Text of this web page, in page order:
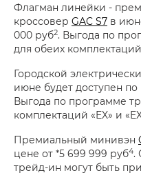
Флагман линейки -
кроссовер GAC S7 в
000 руб2. Выгода по
для обеих
Городской
июне будет доступен
Выгода по программе
комплектаций «EX» и
Премиальный минивэн
цене от *5 699 999 руб4.
трейд-ин могут быть